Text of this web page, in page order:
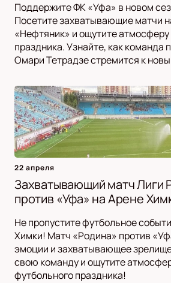
Поддержите ФК «Уфа» в новом
Посетите захватывающие матчи
«Нефтяник» и ощутите атмосферу
праздника. Узнайте, как команда
Омари Тетрадзе стремится к
22 апреля
Захватывающий матч Лиги
против «Уфа» на Арене
Не пропустите футбольное
Химки! Матч «Родина» против
эмоции и захватывающее
свою команду и ощутите
футбольного праздника!